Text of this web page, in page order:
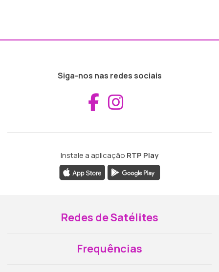
Siga-nos nas redes sociais
Aceder ao
Instale a aplicação RTP Play
Redes de Satélites
Frequências